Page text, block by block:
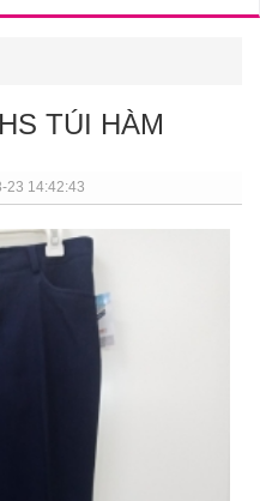
TÚI HÀM
23 14:42:43